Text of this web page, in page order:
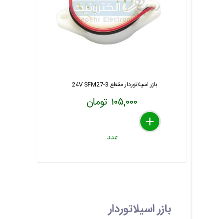
بازر اسیلاتوردار مقطع 3-24V SFM27
۱۰۵,۰۰۰ تومان
delete
remove
add
عدد
بازر اسیلاتوردار